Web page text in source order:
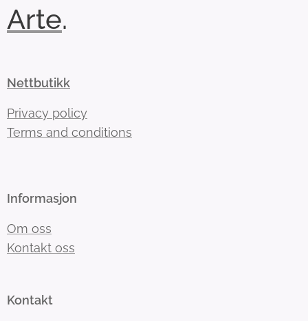
Arte.
Nettbutikk
Privacy policy
Terms and conditions
Informasjon
Om oss
Kontakt oss
Kontakt